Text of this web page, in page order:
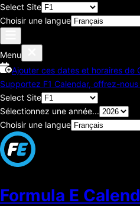
Select Site
Choisir une langue
Menu
Ajouter ces dates et horaires de
Supportez F1 Calendar, offrez-
Select Site
Sélectionnez une année...
Choisir une langue
Formula E